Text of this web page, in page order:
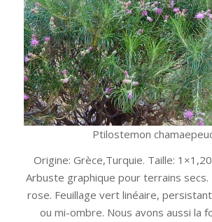
Ptilostemon
Origine: Grèce,Turquie. Taille:
Arbuste graphique pour terrains secs.
rose. Feuillage vert linéaire,
ou mi-ombre. Nous avons aussi la